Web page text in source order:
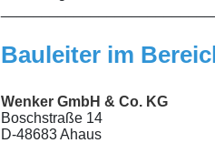
Bauleiter im
Wenker GmbH & Co. KG
Boschstraße 14
D-48683 Ahaus